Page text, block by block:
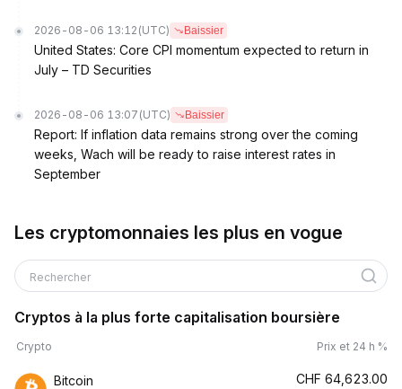
2026-08-06 13:12 (UTC) Baissier
United States: Core CPI momentum expected to return in
July – TD Securities
2026-08-06 13:07 (UTC) Baissier
Report: If inflation data remains strong over the coming
weeks, Wach will be ready to raise interest rates in
September
Les cryptomonnaies les plus en vogue
Rechercher
Cryptos à la plus forte capitalisation boursière
Crypto Prix et 24 h %
Bitcoin CHF 64,623.00